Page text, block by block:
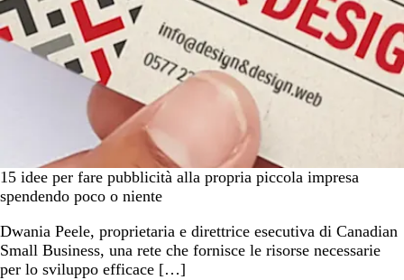
15 idee per fare pubblicità alla propria piccola impresa
spendendo poco o niente
Dwania Peele, proprietaria e direttrice esecutiva di Canadian
Small Business, una rete che fornisce le risorse necessarie
per lo sviluppo efficace […]